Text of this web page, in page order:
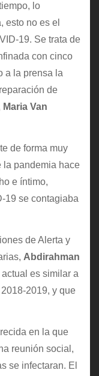
lo
esto no es el
19. Se trata de
con cinco
a la prensa la
de
Maria Van
de forma muy
la pandemia hace
e íntimo,
19 se contagiaba
de Alerta y
Abdirahman
es similar a
2019, y que
en la que
reunión social,
se infectaran. El